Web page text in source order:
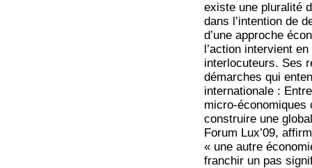
existe une pluralité
dans l’intention de
d’une approche
l’action intervient
interlocuteurs. Ses
démarches qui
internationale :
micro-économiques
construire une
Forum Lux’09,
« une autre
franchir un pas